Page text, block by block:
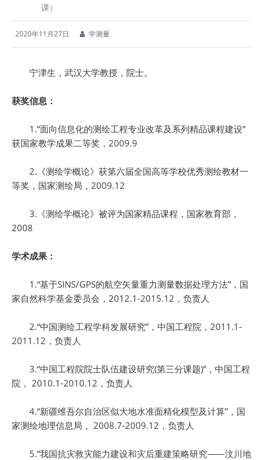
课）
2020年11月27日 学测量
宁津生，武汉大学教授，院士。
获奖信息：
1.“面向信息化的测绘工程专业改革及系列精品课程建设”
获国家教学成果二等奖，2009.9
2.《测绘学概论》获第六届全国高等学校优秀测绘教材一
等奖，国家测绘局，2009.12
3.《测绘学概论》被评为国家精品课程，国家教育部，
2008
学术成果：
1.“基于SINS/GPS的航空矢量重力测量数据处理方法”，国
家自然科学基金委员会，2012.1-2015.12，负责人
2.“中国测绘工程学科发展研究”，中国工程院，2011.1-
2011.12，负责人
3.“中国工程院院士队伍建设研究(第三分课题)”，中国工程
院， 2010.1-2010.12，负责人
4.“新疆维吾尔自治区似大地水准面精化模型及计算”，国
家测绘地理信息局， 2008.7-2009.12，负责人
5.“我国抗灾救灾能力建设和灾后重建策略研究——汶川地